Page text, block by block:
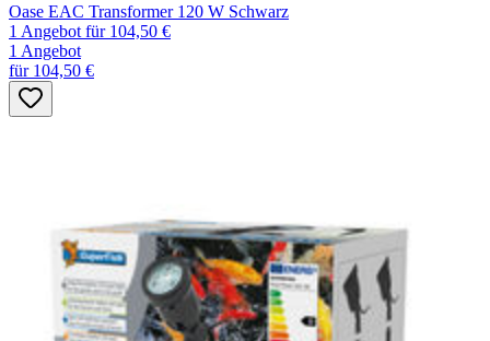
Oase EAC Transformer 120 W Schwarz
1 Angebot für 104,50 €
1 Angebot
für 104,50 €